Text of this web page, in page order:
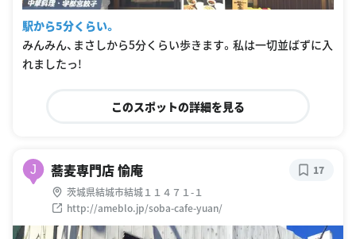
駅から5分くらい。
みんみん、まさしから5分くらい歩きます。私は一切並ばずに入
れましたっ!
このスポットの詳細を見る
J 蕎麦専門店 愉庵
茨城県結城市結城１１４７１-１
http://ameblo.jp/soba-cafe-yuan/
17